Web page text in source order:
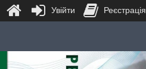
Skip to content
Увійти Реєстрація